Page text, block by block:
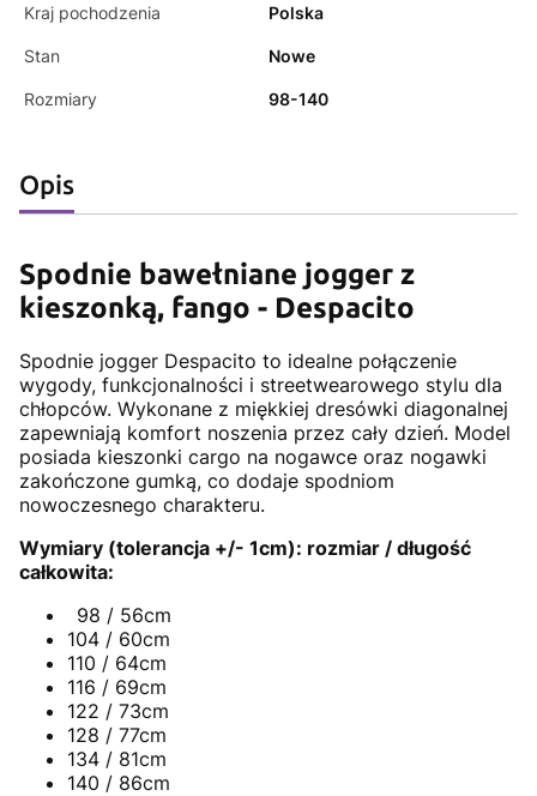
Kraj pochodzenia Polska
Stan Nowe
Rozmiary 98-140
Opis
Spodnie bawełniane jogger z
kieszonką, fango - Despacito
Spodnie jogger Despacito to idealne połączenie
wygody, funkcjonalności i streetwearowego stylu dla
chłopców. Wykonane z miękkiej dresówki diagonalnej
zapewniają komfort noszenia przez cały dzień. Model
posiada kieszonki cargo na nogawce oraz nogawki
zakończone gumką, co dodaje spodniom
nowoczesnego charakteru.
Wymiary (tolerancja +/- 1cm): rozmiar / długość
całkowita:
98 / 56cm
104 / 60cm
110 / 64cm
116 / 69cm
122 / 73cm
128 / 77cm
134 / 81cm
140 / 86cm